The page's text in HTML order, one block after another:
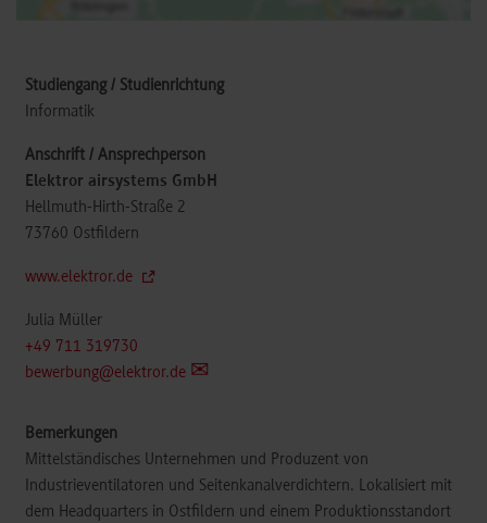
Informatik
Elektror airsystems GmbH
Hellmuth-Hirth-Straße 2
73760 Ostfildern
www.elektror.de
Julia Müller
+49 711 319730
bewerbung@elektror.de
Mittelständisches Unternehmen und Produzent von
Industrieventilatoren und Seitenkanalverdichtern. Lokalisiert mit
dem Headquarters in Ostfildern und einem Produktionsstandort